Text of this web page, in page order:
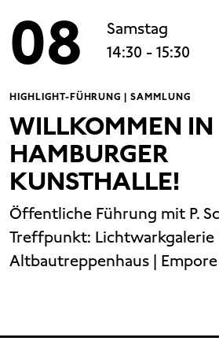
08
Samstag
14:30 - 15:30
HIGHLIGHT-FÜHRUNG | SAMMLUNG
WILLKOMMEN IN
HAMBURGER
KUNSTHALLE!
Öffentliche Führung mit P.
Treffpunkt: Lichtwarkgalerie
Altbautreppenhaus | Empore